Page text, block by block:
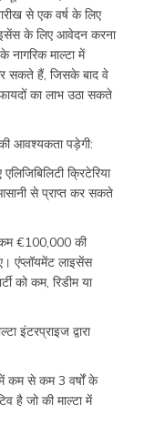
से एक वर्ष के लिए
के लिए आवेदन करना
नागरिक माल्टा में
सकते हैं, जिसके बाद वे
का लाभ उठा सकते
आवश्यकता पड़ेगी:
क्रिटेरिया
से प्राप्त कर सकते
कम €100,000 की
एंप्लॉयमेंट लाइसेंस
को कम, रिडीम या
इंटरप्राइज द्वारा
में कम से कम 3 वर्षों के
है जो की माल्टा में